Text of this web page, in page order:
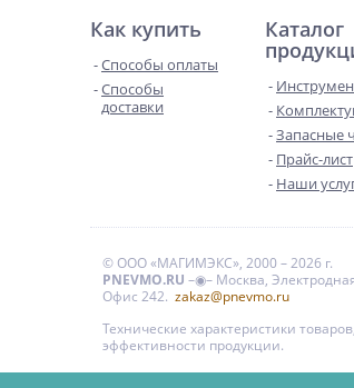
Как купить
Способы оплаты
Способы
доставки
Каталог
Запасные
Прайс-лист
Наши
© ООО «МАГИМЭКС», 2000 – 2026 г.
PNEVMO.RU –◉– Москва,
Офис 242. zakaz@pnevmo.ru
Технические характеристики
эффективности продукции.